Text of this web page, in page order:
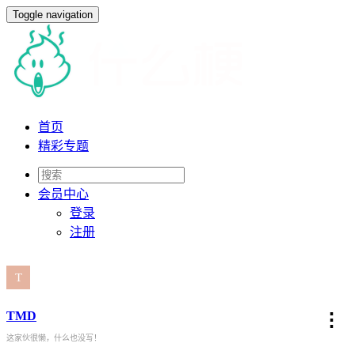
Toggle navigation
首页
精彩专题
会员中心
登录
注册
TMD ⋮
这家伙很懒，什么也没写！